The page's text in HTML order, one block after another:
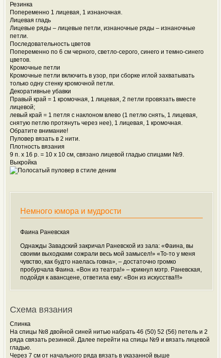
Резинка
Попеременно 1 лицевая, 1 изнаночная.
Лицевая гладь
Лицевые ряды – лицевые петли, изнаночные ряды – изнаночные
петли.
Последовательность цветов
Попеременно по 6 см черного, светло-серого, синего и темно-синего
цветов.
Кромочные петли
Кромочные петли включить в узор, при сборке иглой захватывать
только одну стенку кромочной петли.
Декоративные убавки
Правый край = 1 кромочная, 1 лицевая, 2 петли провязать вместе
лицевой;
левый край = 1 петля с наклоном влево (1 петлю снять, 1 лицевая,
снятую петлю протянуть через нее), 1 лицевая, 1 кромочная.
Обратите внимание!
Пуловер вязать в 2 нити.
Плотность вязания
9 п. х 16 р. = 10 х 10 см, связано лицевой гладью спицами №9.
Выкройка
Немного юмора и мудрости
Фаина Раневская
Однажды Завадский закричал Раневской из зала: «Фаина, вы
своими выходками сожрали весь мой замысел!» «То-то у меня
чувство, как будто наелась говна», – достаточно громко
пробурчала Фаина. «Вон из театра!» – крикнул мэтр. Раневская,
подойдя к авансцене, ответила ему: «Вон из искусства!!!»
Схема вязания
Спинка
На спицы №8 двойной синей нитью набрать 46 (50) 52 (56) петель и 2
ряда связать резинкой. Далее перейти на спицы №9 и вязать лицевой
гладью.
Через 7 см от начального ряда вязать в указанной выше